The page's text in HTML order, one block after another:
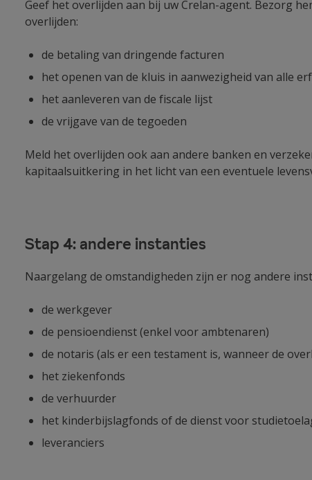
Geef het overlijden aan bij uw Crelan-agent. Bezorg
overlijden:
de betaling van dringende facturen
het openen van de kluis in aanwezigheid van alle
het aanleveren van de fiscale lijst
de vrijgave van de tegoeden
Meld het overlijden ook aan andere banken en
kapitaalsuitkering in het licht van een eventuele
Stap 4: andere instanties
Naargelang de omstandigheden zijn er nog andere
de werkgever
de pensioendienst (enkel voor ambtenaren)
de notaris (als er een testament is, wanneer de
het ziekenfonds
de verhuurder
het kinderbijslagfonds of de dienst voor
leveranciers